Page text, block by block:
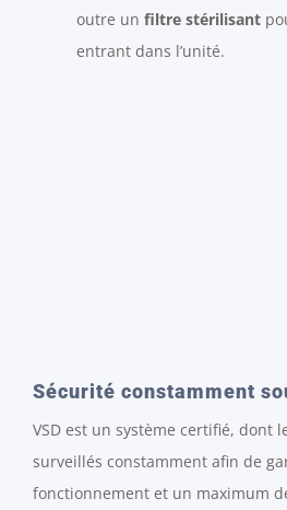
outre un filtre stérilisant
entrant dans l’unité.
Sécurité constamment
VSD est un système certifié, dont
surveillés constamment afin de
fonctionnement et un maximum